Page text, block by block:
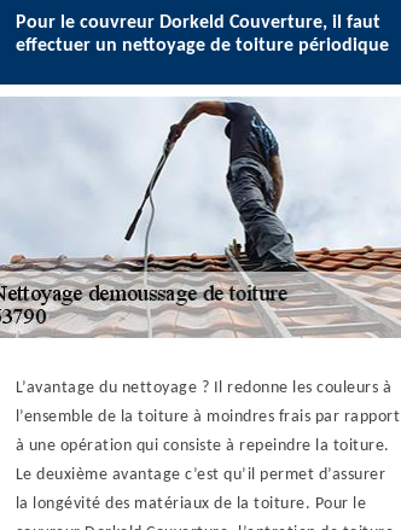
Pour le couvreur Dorkeld Couverture, il faut
effectuer un nettoyage de toiture périodique
L’avantage du nettoyage ? Il redonne les couleurs à
l’ensemble de la toiture à moindres frais par rapport
à une opération qui consiste à repeindre la toiture.
Le deuxième avantage c’est qu’il permet d’assurer
la longévité des matériaux de la toiture. Pour le